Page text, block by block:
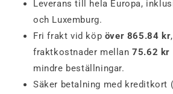
Leverans till hela Europa,
och Luxemburg.
Fri frakt vid köp över 865.84 kr
fraktkostnader mellan75.62 kr
mindre beställningar.
Säker betalning med kreditkort